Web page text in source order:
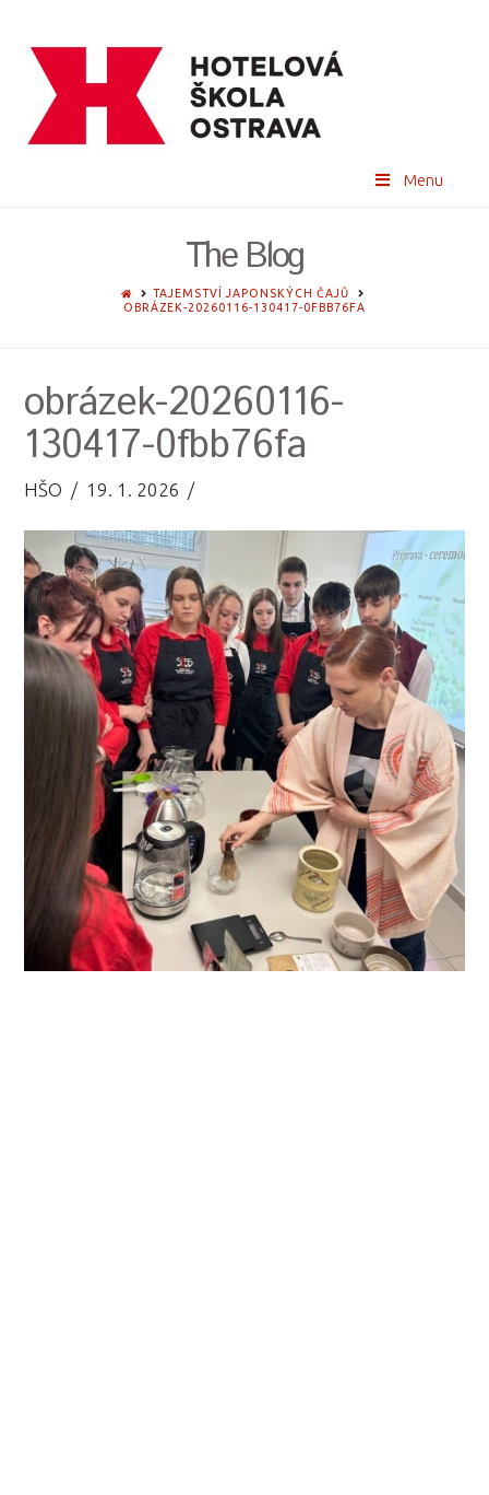
Menu
The Blog
HOMETAJEMSTVÍ JAPONSKÝCH ČAJŮ
OBRÁZEK-20260116-130417-0FBB76FA
obrázek-20260116-
130417-0fbb76fa
HŠO 19. 1. 2026